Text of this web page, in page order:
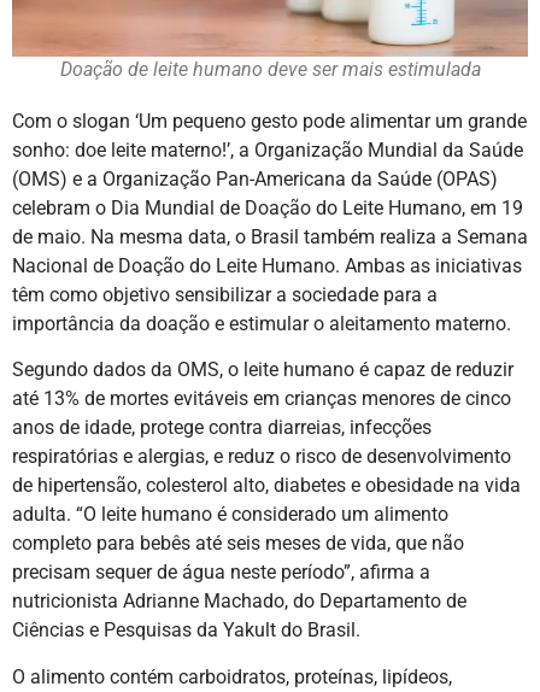
Doação de leite humano deve ser mais estimulada
Com o slogan ‘Um pequeno gesto pode alimentar um grande
sonho: doe leite materno!’, a Organização Mundial da Saúde
(OMS) e a Organização Pan-Americana da Saúde (OPAS)
celebram o Dia Mundial de Doação do Leite Humano, em 19
de maio. Na mesma data, o Brasil também realiza a Semana
Nacional de Doação do Leite Humano. Ambas as iniciativas
têm como objetivo sensibilizar a sociedade para a
importância da doação e estimular o aleitamento materno.
Segundo dados da OMS, o leite humano é capaz de reduzir
até 13% de mortes evitáveis em crianças menores de cinco
anos de idade, protege contra diarreias, infecções
respiratórias e alergias, e reduz o risco de desenvolvimento
de hipertensão, colesterol alto, diabetes e obesidade na vida
adulta. “O leite humano é considerado um alimento
completo para bebês até seis meses de vida, que não
precisam sequer de água neste período”, afirma a
nutricionista Adrianne Machado, do Departamento de
Ciências e Pesquisas da Yakult do Brasil.
O alimento contém carboidratos, proteínas, lipídeos,